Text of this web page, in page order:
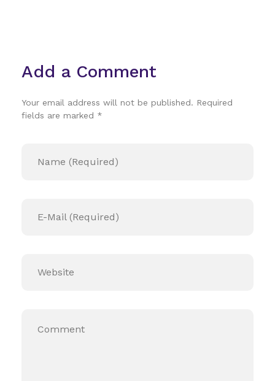
Add a Comment
Your email address will not be published. Required
fields are marked *